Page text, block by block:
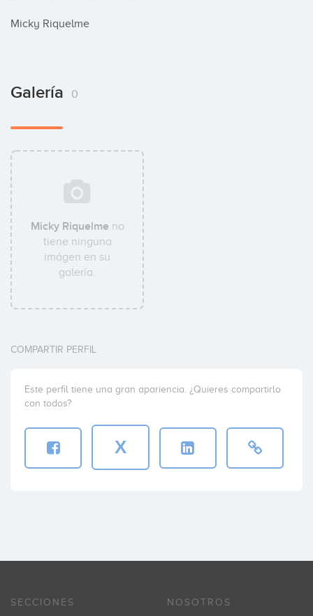
Micky Riquelme
Galería 0
Micky Riquelmeno
tiene ninguna
imágen en su
galería.
COMPARTIR PERFIL
Este perfil tiene una gran apariencia. ¿Quieres compartirlo
con todos?
X
SECCIONES NOSOTROS